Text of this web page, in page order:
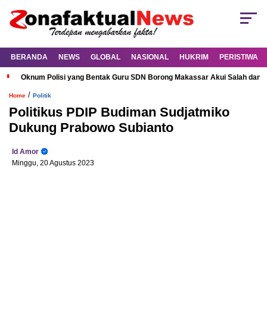
BERANDA NEWS GLOBAL NASIONAL HUKRIM PERISTIWA
Oknum Polisi yang Bentak Guru SDN Borong Makassar Akui Salah dan
Home / Politik
Politikus PDIP Budiman Sudjatmiko
Dukung Prabowo Subianto
Id Amor
Minggu, 20 Agustus 2023